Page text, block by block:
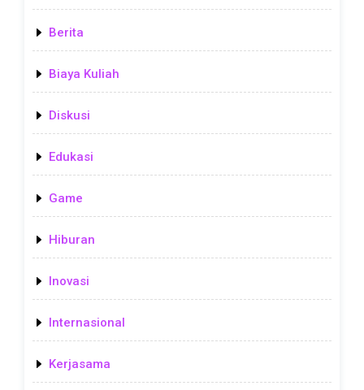
Berita
Biaya Kuliah
Diskusi
Edukasi
Game
Hiburan
Inovasi
Internasional
Kerjasama